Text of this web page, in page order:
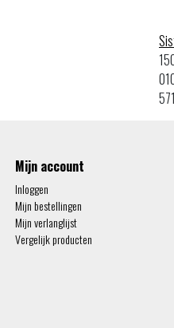
Mijn account
Inloggen
Mijn bestellingen
Mijn verlanglijst
Vergelijk producten